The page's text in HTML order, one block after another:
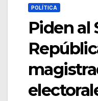
POLÍTICA
Piden al